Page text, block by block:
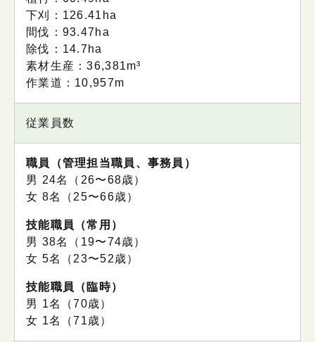
下刈：126.41ha
間伐：93.47ha
除伐：14.7ha
素材生産：36,381m³
作業道：10,957m
従業員数
職員（管理担当職員、事務員）
男 24名（26〜68歳）
⼥ 8名（25〜66歳）
技能職員（常用）
男 38名（19〜74歳）
⼥ 5名（23〜52歳）
技能職員（臨時）
男 1名（70歳）
⼥ 1名（71歳）